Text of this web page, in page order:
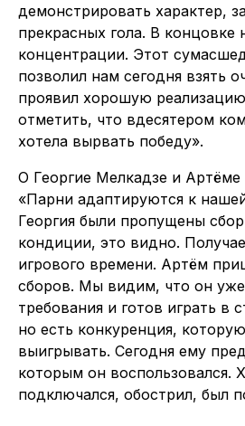
демонстрировать характер,
прекрасных гола. В концовке
концентрации. Этот
позволил нам сегодня взять
проявил хорошую
отметить, что вдесятером
хотела вырвать победу».
О Георгие Мелкадзе и Артёме
«Парни адаптируются к
Георгия были пропущены
кондиции, это видно.
игрового времени. Артём
сборов. Мы видим, что он
требования и готов играть в
но есть конкуренция,
выигрывать. Сегодня ему
которым он воспользовался.
подключался, обострил, был